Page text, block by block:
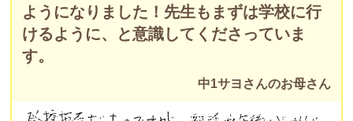
ようになりました！先生もまずは学校に行
けるように、と意識してくださっていま
す。
中1サヨさんのお母さん